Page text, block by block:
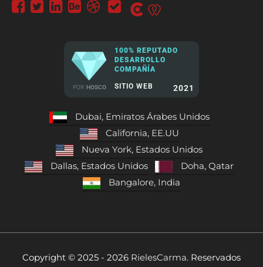
POR HOSCO
100% REPUTADO
DESARROLLO
COMPAÑÍA
SITIO WEB 2021
Dubai, Emiratos Árabes Unidos
California, EE.UU
Nueva York, Estados Unidos
Dallas, Estados Unidos
Doha, Qatar
Bangalore, India
Copyright © 2025 - 2026 RielesCarma. Reservados